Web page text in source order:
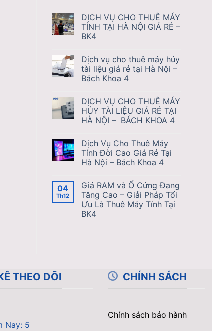
DỊCH VỤ CHO THUÊ MÁY
TÍNH TẠI HÀ NỘI GIÁ RẺ –
BK4
Dịch vụ cho thuê máy hủy
tài liệu giá rẻ tại Hà Nội –
Bách Khoa 4
DỊCH VỤ CHO THUÊ MÁY
HỦY TÀI LIỆU GIÁ RẺ TẠI
HÀ NỘI – BÁCH KHOA 4
Dịch Vụ Cho Thuê Máy
Tính Đời Cao Giá Rẻ Tại
Hà Nội – Bách Khoa 4
04
Th12
Giá RAM và Ổ Cứng Đang
Tăng Cao – Giải Pháp Tối
Ưu Là Thuê Máy Tính Tại
BK4
THEO DÕI
Nay: 5
CHÍNH SÁCH
Chính sách bảo hành